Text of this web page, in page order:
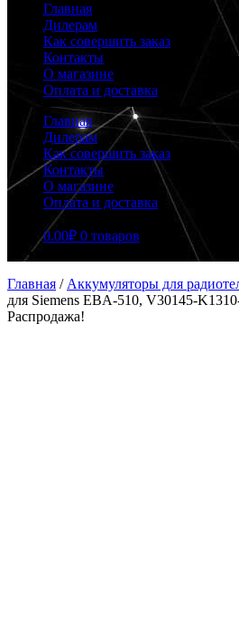
Главная
Дилерам
Как совершить заказ
Контакты
О магазине
Оплата и доставка
Главная
Дилерам
Как совершить заказ
Контакты
О магазине
Оплата и доставка
0.00₽ 0 товаров
Главная / Аккумуляторы для
для Siemens EBA-510, V30145-
Распродажа!